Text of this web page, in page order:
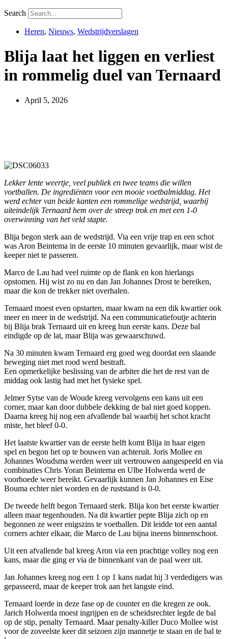
Search
Heren, Nieuws, Wedstrijdverslagen
Blija laat het liggen en verliest
in rommelig duel van Ternaard
April 5, 2026
Lekker lente weertje , veel publieken twee teams die willen
voetballen. De ingrediënten voor een mooie voetbalmiddag. Het
werd echter van beide kanten een rommelige wedstrijd, waarbij
uiteindelijk Ternaard hem over de streep trok en met een 1-0
overwinning van het veld stapte.
Blija begon sterk aan de wedstrijd. Via een vrije trap en een schot
was Aron Beintema in de eerste 10 minuten gevaarlijk, maar wist de
keeper niet te passeren.
Marco de Lau had veel ruimte op de flank en kon hierlangs
opstomen. Hij wist zo nu en dan Jan Johannes Drost te bereiken,
maar die kon de trekker niet overhalen.
Ternaard moest even opstarten, maar kwam na een dik kwartier ook
meer en meer in de wedstrijd. Na een communicatiefoutje achterin
bij Blija brak Ternaard uit en kreeg hun eerste kans. Deze bal
eindigde op de lat, maar Blija was gewaarschuwd.
Na 30 minuten kwam Ternaard erg goed weg doordat een slaande
beweging niet met rood werd bestraft.
Een opmerkelijke beslissing van de arbiter die het de rest van de
middag ook lastig had met het fysieke spel.
Jelmer Sytse van de Woude kreeg vervolgens een kans uit een
corner, maar kan door dubbele dekking de bal niet goed koppen.
Daarna kreeg hij nog een afvallende bal waarbij het schot kracht
miste, het bleef 0-0.
Het laatste kwartier van de eerste helft komt Blija in haar eigen
spel en begon het op te bouwen van achteruit. Joris Mollee en
Johannes Woudsma werden weer uit vertrouwen aangespeeld en via
combinaties Chris Yoran Beintema en Ulbe Holwerda werd de
voorhoede weer bereikt. Gevaarlijk kunnen Jan Johannes en Eise
Bouma echter niet worden en de ruststand is 0-0.
De tweede helft begon Ternaard sterk. Blija kon het eerste kwartier
alleen maar tegenhouden. Na dit kwartier pepte Blija zich op en
begonnen ze weer enigszins te voetballen. Dit leidde tot een aantal
corners achter elkaar, die Marco de Lau bijna ineens binnenschoot.
Uit een afvallende bal kreeg Aron via een prachtige volley nog een
kans, maar die ging er via de binnenkant van de paal weer uit.
Jan Johannes kreeg nog een 1 op 1 kans nadat hij 3 verdedigers was
gepasseerd, maar de keeper trok aan het langste eind.
Ternaard loerde in deze fase op de counter en die kregen ze ook.
Jarich Holwerda moest ingrijpen en de scheidsrechter legde de bal
op de stip, penalty Ternaard. Maar penalty-killer Duco Mollee wist
voor de zoveelste keer dit seizoen zijn mannetje te staan en de bal te